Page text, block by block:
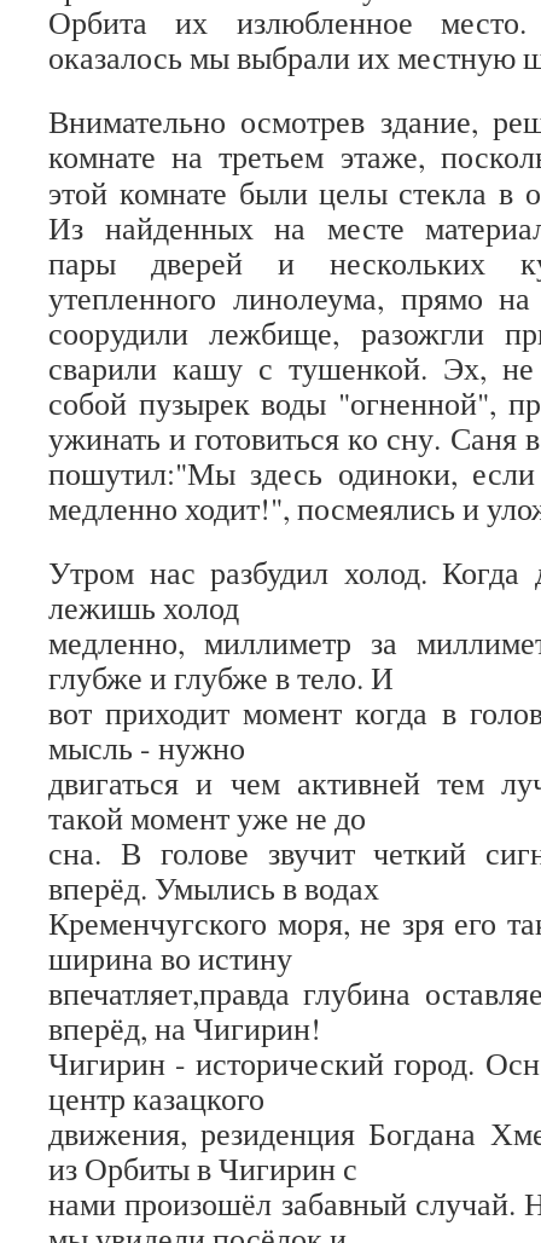
Орбита их излюбленное
оказалось мы выбрали их местную
Внимательно осмотрев здание,
комнате на третьем этаже,
этой комнате были целы стекла в
Из найденных на месте
пары дверей и нескольких
утепленного линолеума, прямо
соорудили лежбище, разожгли
сварили кашу с тушенкой. Эх, не
собой пузырек воды "огненной",
ужинать и готовиться ко сну. Саня
пошутил:"Мы здесь одиноки, если
медленно ходит!", посмеялись и
Утром нас разбудил холод.
лежишь холод
медленно, миллиметр за
глубже и глубже в тело. И
вот приходит момент когда в
мысль - нужно
двигаться и чем активней тем
такой момент уже не до
сна. В голове звучит четкий
вперёд. Умылись в водах
Кременчугского моря, не зря его
ширина во истину
впечатляет,правда глубина
вперёд, на Чигирин!
Чигирин - исторический город.
центр казацкого
движения, резиденция Богдана
из Орбиты в Чигирин с
нами произошёл забавный случай.